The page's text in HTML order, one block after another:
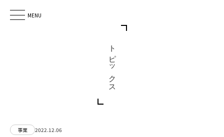
MENU
トピックス
事業 2022.12.06